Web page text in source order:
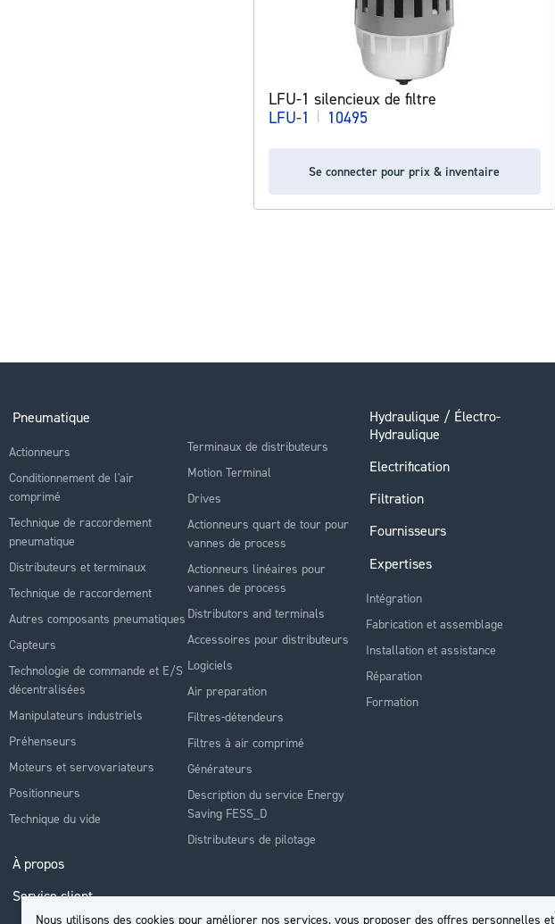
Nous utilisons des cookies pour améliorer nos services, vous proposer des offres personnelles et
LFU-1 silencieux de filtre
LFU-1
| 10495
Se connecter pour prix & inventaire
Pneumatique
Actionneurs
Conditionnement de l'air
comprimé
Technique de raccordement
pneumatique
Distributeurs et terminaux
Technique de raccordement
Autres composants pneumatiques
Capteurs
Technologie de commande et E/S
décentralisées
Manipulateurs industriels
Préhenseurs
Moteurs et servovariateurs
Positionneurs
Technique du vide
Terminaux de distributeurs
Motion Terminal
Drives
Actionneurs quart de tour pour
vannes de process
Actionneurs linéaires pour
vannes de process
Distributors and terminals
Accessoires pour distributeurs
Logiciels
Air preparation
Filtres-détendeurs
Filtres à air comprimé
Générateurs
Description du service Energy
Saving FESS_D
Distributeurs de pilotage
Hydraulique / Électro-
Hydraulique
Electrification
Filtration
Fournisseurs
Expertises
Intégration
Fabrication et assemblage
Installation et assistance
Réparation
Formation
À propos
Service client